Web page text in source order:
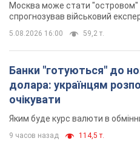
Москва може стати "островом"
спрогнозував військовий
5.08.2026 16:00 59,2 т.
Банки "готуються" до
долара: українцям
очікувати
Яким буде курс валюти в
9 часов назад 114,5 т.